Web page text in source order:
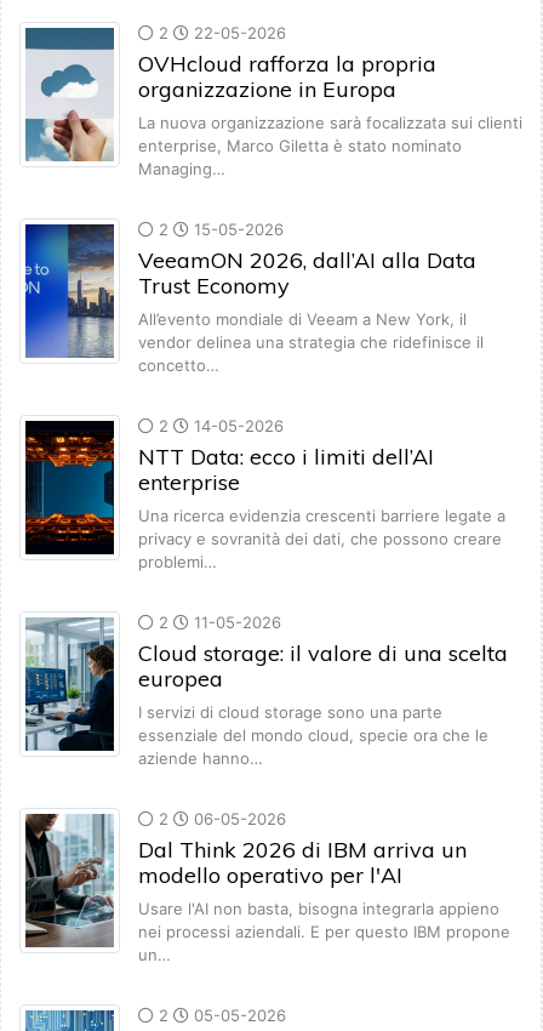
2 22-05-2026
OVHcloud rafforza la propria
organizzazione in Europa
La nuova organizzazione sarà focalizzata sui clienti
enterprise, Marco Giletta è stato nominato
Managing…
2 15-05-2026
VeeamON 2026, dall’AI alla Data
Trust Economy
All’evento mondiale di Veeam a New York, il
vendor delinea una strategia che ridefinisce il
concetto…
2 14-05-2026
NTT Data: ecco i limiti dell’AI
enterprise
Una ricerca evidenzia crescenti barriere legate a
privacy e sovranità dei dati, che possono creare
problemi…
2 11-05-2026
Cloud storage: il valore di una scelta
europea
I servizi di cloud storage sono una parte
essenziale del mondo cloud, specie ora che le
aziende hanno…
2 06-05-2026
Dal Think 2026 di IBM arriva un
modello operativo per l'AI
Usare l'AI non basta, bisogna integrarla appieno
nei processi aziendali. E per questo IBM propone
un…
2 05-05-2026